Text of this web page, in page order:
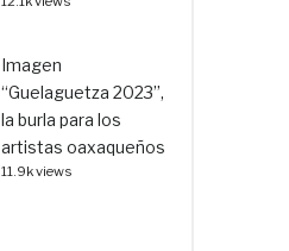
Imagen
“Guelaguetza 2023”,
la burla para los
artistas oaxaqueños
11.9k views